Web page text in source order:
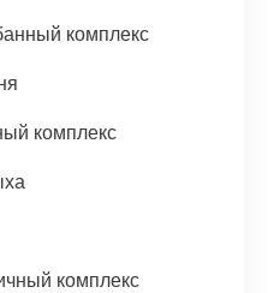
комплекс
комплекс
комплекс